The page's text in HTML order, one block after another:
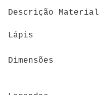
Descrição Material
Lápis
Dimensões